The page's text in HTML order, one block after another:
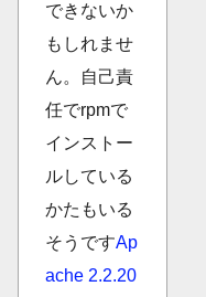
できないか
もしれませ
ん。自己責
任でrpmで
インストー
ルしている
かたもいる
そうですAp
ache 2.2.20